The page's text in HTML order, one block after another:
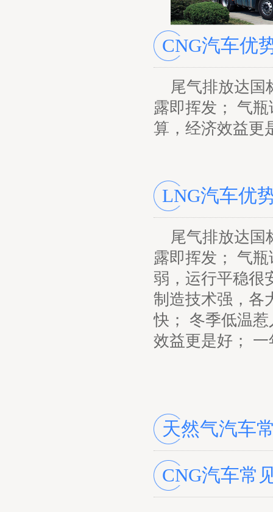
CNG汽车优
尾气排放达国
露即挥发； 气
算，经济效益更
LNG汽车优
尾气排放达国
露即挥发； 气
弱，运行平稳很
制造技术强，各
快； 冬季低温
效益更是好；
天然气汽车
CNG汽车常